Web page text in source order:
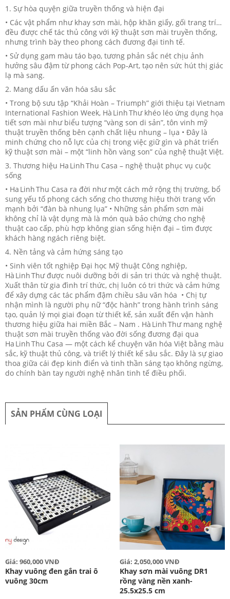
1. Sự hòa quyện giữa truyền thống và hiện đại
• Các vật phẩm như khay sơn mài, hộp khăn giấy, gối trang trí…
đều được chế tác thủ công với kỹ thuật sơn mài truyền thống,
nhưng trình bày theo phong cách đương đại tinh tế.
• Sử dụng gam màu táo bạo, tương phản sắc nét chịu ảnh
hưởng sâu đậm từ phong cách Pop‑Art, tạo nên sức hút thị giác
lạ mà sang.
2. Mang dấu ấn văn hóa sâu sắc
• Trong bộ sưu tập “Khải Hoàn – Triumph” giới thiệu tại Vietnam
International Fashion Week, Hà Linh Thư khéo léo ứng dụng họa
tiết sơn mài như biểu tượng “vàng son di sản”, tôn vinh mỹ
thuật truyền thống bên cạnh chất liệu nhung – lụa • Đây là
minh chứng cho nỗ lực của chị trong việc giữ gìn và phát triển
kỹ thuật sơn mài – một “linh hồn vàng son” của nghệ thuật Việt.
3. Thương hiệu Ha Linh Thu Casa – nghệ thuật phục vụ cuộc
sống
• Ha Linh Thu Casa ra đời như một cách mở rộng thị trường, bổ
sung yếu tố phong cách sống cho thương hiệu thời trang vốn
mạnh bởi “đàn bà nhung lụa” • Những sản phẩm sơn mài
không chỉ là vật dụng mà là món quà bảo chứng cho nghệ
thuật cao cấp, phù hợp không gian sống hiện đại – tìm được
khách hàng ngách riêng biệt.
4. Nền tảng và cảm hứng sáng tạo
• Sinh viên tốt nghiệp Đại học Mỹ thuật Công nghiệp,
Hà Linh Thư được nuôi dưỡng bởi di sản tri thức và nghệ thuật.
Xuất thân từ gia đình trí thức, chị luôn có tri thức và cảm hứng
để xây dựng các tác phẩm đậm chiều sâu văn hóa • Chị tự
nhận mình là người phụ nữ “độc hành” trong hành trình sáng
tạo, quản lý mọi giai đoạn từ thiết kế, sản xuất đến vận hành
thương hiệu giữa hai miền Bắc – Nam . Hà Linh Thư mang nghệ
thuật sơn mài truyền thống vào đời sống đương đại qua
Ha Linh Thu Casa — một cách kể chuyện văn hóa Việt bằng màu
sắc, kỹ thuật thủ công, và triết lý thiết kế sâu sắc. Đây là sự giao
thoa giữa cái đẹp kinh điển và tinh thần sáng tạo không ngừng,
do chính bàn tay người nghệ nhân tinh tế điều phối.
SẢN PHẨM CÙNG LOẠI
Giá: 960,000 VNĐ
Khay vuông đen gắn trai ô
vuông 30cm
Giá: 2,050,000 VNĐ
Khay sơn mài vuông DR1
rồng vàng nền xanh-
25.5x25.5 cm